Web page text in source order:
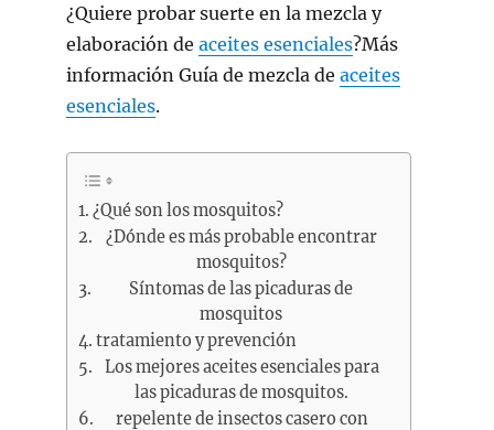
¿Quiere probar suerte en la mezcla y
elaboración de aceites esenciales?Más
información Guía de mezcla de aceites
esenciales.
¿Qué son los mosquitos?
¿Dónde es más probable encontrar
mosquitos?
Síntomas de las picaduras de
mosquitos
tratamiento y prevención
Los mejores aceites esenciales para
las picaduras de mosquitos.
repelente de insectos casero con